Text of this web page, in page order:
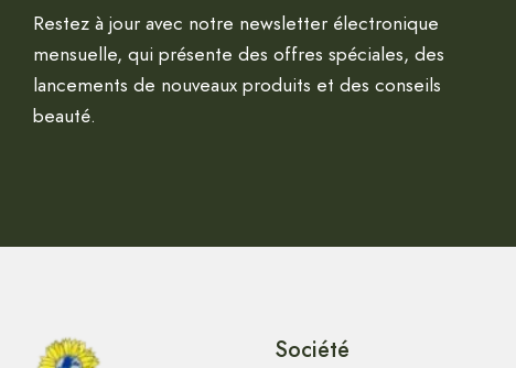
Restez à jour avec notre newsletter électronique
mensuelle, qui présente des offres spéciales, des
lancements de nouveaux produits et des conseils
beauté.
Société